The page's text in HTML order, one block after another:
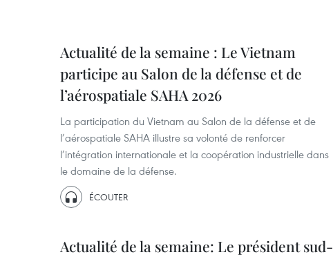
Actualité de la semaine : Le Vietnam
participe au Salon de la défense et de
l’aérospatiale SAHA 2026
La participation du Vietnam au Salon de la défense et de
l’aérospatiale SAHA illustre sa volonté de renforcer
l’intégration internationale et la coopération industrielle dans
le domaine de la défense.
ÉCOUTER
Actualité de la semaine: Le président sud-